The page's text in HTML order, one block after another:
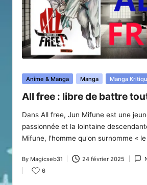
Posted
Anime & Manga Manga Manga
All free : libre de battre
Dans All free, Jun Mifune est une
passionnée et la lointaine
Mifune, l'homme qu'on surnomme «
Posted
by
By Magicseb31 24 février 2025
6